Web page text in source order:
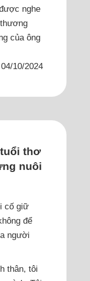
nghe
của ông
10/2024
thơ
nuôi
cố giữ
để
người
thân, tôi